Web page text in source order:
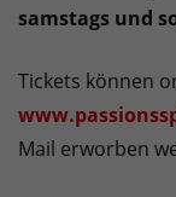
samstags und
Tickets können
Mail erworben